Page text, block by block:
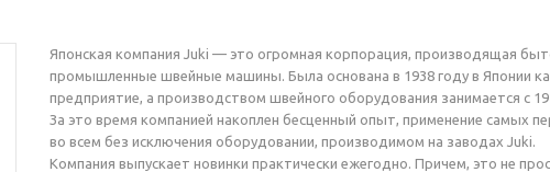
Японская компания Juki — это огромная корпорация, производящая
промышленные швейные машины. Была основана в 1938 году в Японии
предприятие, а производством швейного оборудования занимается с
За это время компанией накоплен бесценный опыт, применение самых
во всем без исключения оборудовании, производимом на заводах Juki.
Компания выпускает новинки практически ежегодно. Причем, это не